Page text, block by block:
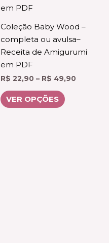
Coleção Baby Wood –
completa ou avulsa–
Receita de Amigurumi
em PDF
R$ 22,90 – R$ 49,90
VER OPÇÕES
As
opções
podem
escolhidas
na